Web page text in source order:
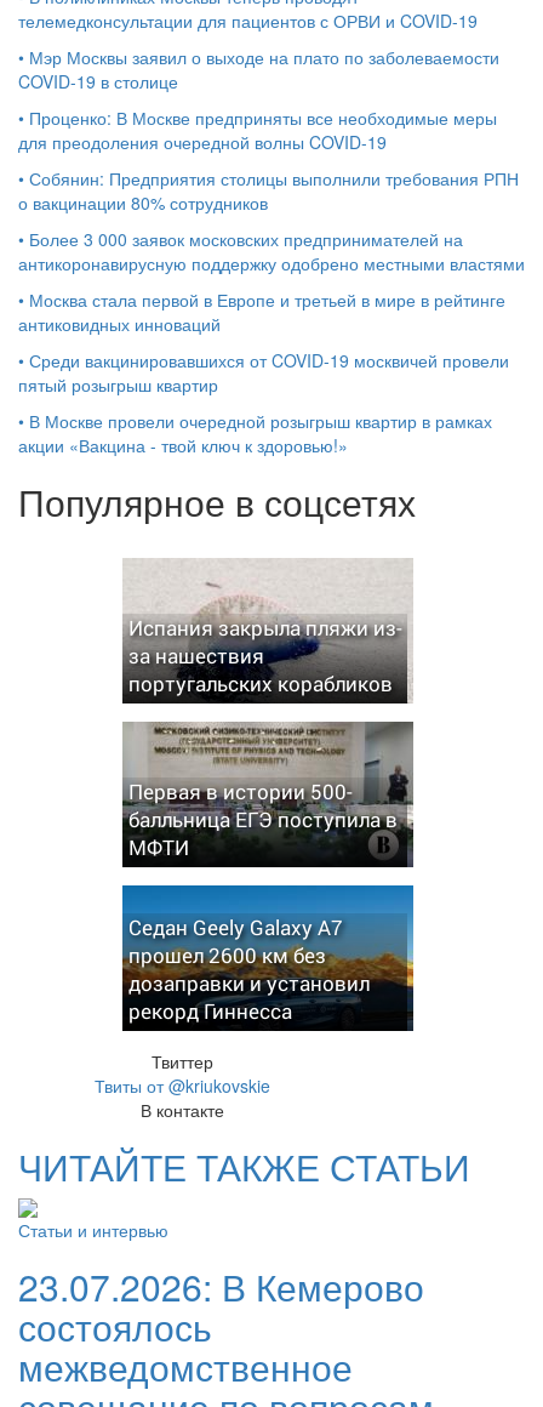
телемедконсультации для пациентов с ОРВИ и COVID-19
• Мэр Москвы заявил о выходе на плато по заболеваемости
COVID-19 в столице
• Проценко: В Москве предприняты все необходимые меры
для преодоления очередной волны COVID-19
• Собянин: Предприятия столицы выполнили требования РПН
о вакцинации 80% сотрудников
• Более 3 000 заявок московских предпринимателей на
антикоронавирусную поддержку одобрено местными властями
• Москва стала первой в Европе и третьей в мире в рейтинге
антиковидных инноваций
• Среди вакцинировавшихся от COVID-19 москвичей провели
пятый розыгрыш квартир
• В Москве провели очередной розыгрыш квартир в рамках
акции «Вакцина - твой ключ к здоровью!»
Популярное в соцсетях
Испания закрыла пляжи из-
за нашествия
португальских корабликов
Первая в истории 500-
балльница ЕГЭ поступила в
МФТИ
Седан Geely Galaxy A7
прошел 2600 км без
дозаправки и установил
рекорд Гиннесса
Твиттер
Твиты от @kriukovskie
В контакте
ЧИТАЙТЕ ТАКЖЕ СТАТЬИ
Статьи и интервью
23.07.2026: В Кемерово
состоялось
межведомственное